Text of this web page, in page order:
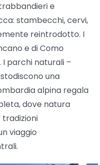
e
stambecchi, cervi,
reintrodotto. I
e di Como
parchi naturali –
una
alpina regala
dove natura
tradizioni
viaggio